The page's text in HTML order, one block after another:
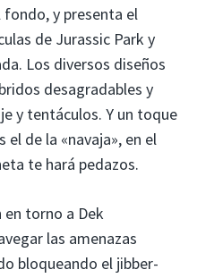
fondo, y presenta el
de Jurassic Park y
Los diversos diseños
desagradables y
y tentáculos. Y un toque
de la «navaja», en el
te hará pedazos.
en torno a Dek
las amenazas
bloqueando el jibber-